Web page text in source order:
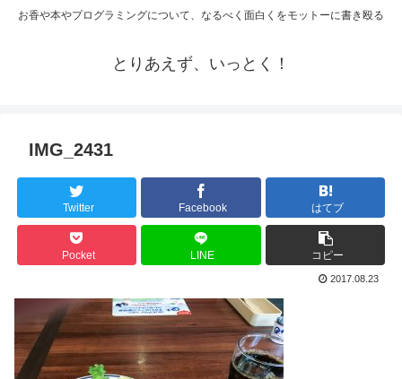
お香や本やプログラミングについて、なるべく面白くをモットーに書き殴る
とりあえず、いっとく！
IMG_2431
Twitter Facebook はてブ
Pocket LINE コピー
2017.08.23